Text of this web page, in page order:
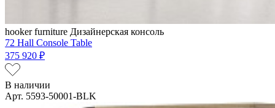
hooker furniture Дизайнерская консоль
72 Hall Console Table
375 920 ₽
В наличии
Арт. 5593-50001-BLK